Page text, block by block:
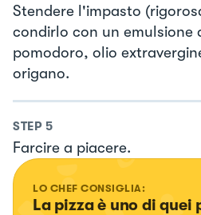
Stendere l'impasto
condirlo con un emulsione
pomodoro, olio
origano.
STEP 5
Farcire a piacere.
LO CHEF CONSIGLIA:
La pizza è uno di quei